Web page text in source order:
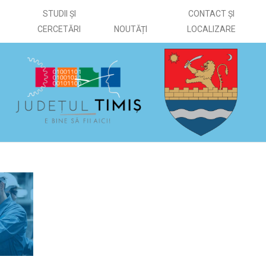
STUDII ȘI
CERCETĂRI
NOUTĂȚI
CONTACT ȘI
LOCALIZARE